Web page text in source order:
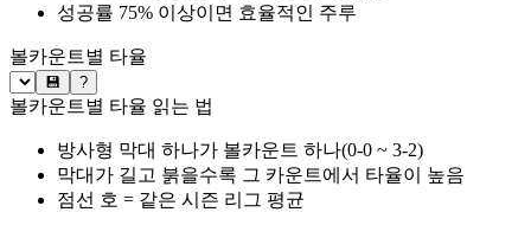
성공률 75% 이상이면 효율적인 주루
볼카운트별 타율
💾 ?
볼카운트별 타율 읽는 법
방사형 막대 하나가 볼카운트 하나(0-0 ~ 3-2)
막대가 길고 붉을수록 그 카운트에서 타율이 높음
점선 호 = 같은 시즌 리그 평균